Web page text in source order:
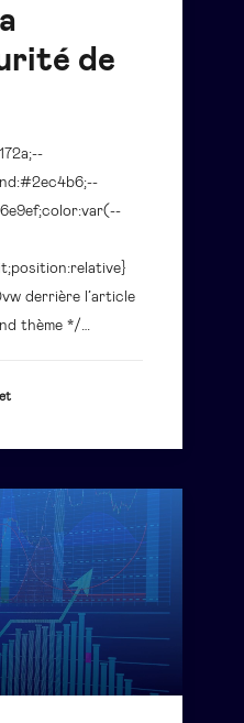
de
derrière l’article
thème */…